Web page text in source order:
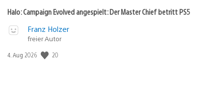
Halo: Campaign Evolved angespielt: Der Master Chief betritt PS5
Franz Holzer
freier Autor
Veröffentlichungsdatum:
4. Aug 2026 20